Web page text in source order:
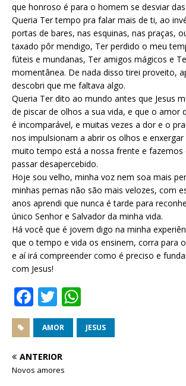
que honroso é para o homem se desviar
Queria Ter tempo pra falar mais de ti, ao
portas de bares, nas esquinas, nas praças,
taxado pôr mendigo, Ter perdido o meu
fúteis e mundanas, Ter amigos mágicos e
momentânea. De nada disso tirei proveito,
descobri que me faltava algo.
Queria Ter dito ao mundo antes que Jesus
de piscar de olhos a sua vida, e que o amor
é incomparável, e muitas vezes a dor e o
nos impulsionam a abrir os olhos e enxergar
muito tempo está a nossa frente e fazemos
passar desapercebido.
Hoje sou velho, minha voz nem soa mais
minhas pernas não são mais velozes, com
anos aprendi que nunca é tarde para
único Senhor e Salvador da minha vida.
Há você que é jovem digo na minha
que o tempo e vida os ensinem, corra para
e aí irá compreender como é preciso e
com Jesus!
F
a
c
e
b
T
w
it
te
r
h
at
AMOR JESUS
ANTERIOR
Novos amores